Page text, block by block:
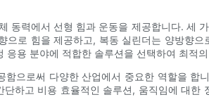
동력에서 선형 힘과 운동을 제공합니다. 세
로 힘을 제공하고, 복동 실린더는 양방향
용 분야에 적합한 솔루션을 선택하여 최적
으로써 다양한 산업에서 중요한 역할을
하고 비용 효율적인 솔루션, 움직임에 대